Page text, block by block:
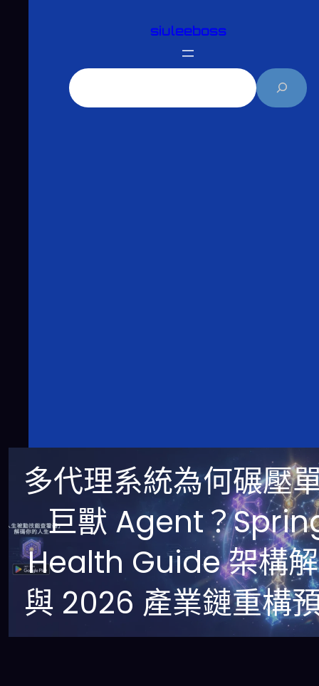
siuleeboss
多代理系統為何碾壓
巨獸 Agent？
Health Guide 架構
與 2026 產業鏈重構